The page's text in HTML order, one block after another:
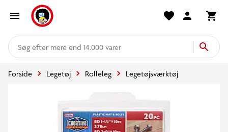
mere end 14.000 varer
Forside Legetøj Rolleleg Legetøjsværktøj